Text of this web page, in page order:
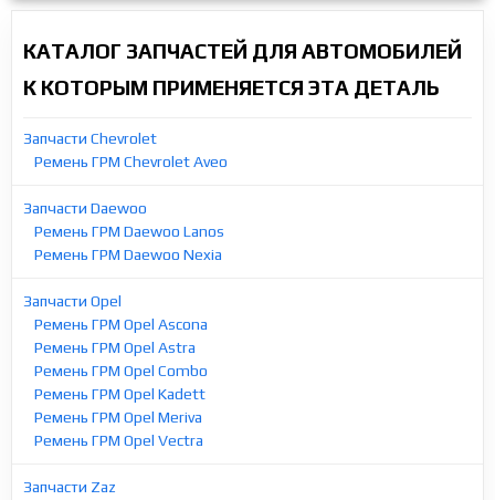
КАТАЛОГ ЗАПЧАСТЕЙ ДЛЯ АВТОМОБИЛЕЙ
К КОТОРЫМ ПРИМЕНЯЕТСЯ ЭТА ДЕТАЛЬ
Запчасти Chevrolet
Ремень ГРМ Chevrolet Aveo
Запчасти Daewoo
Ремень ГРМ Daewoo Lanos
Ремень ГРМ Daewoo Nexia
Запчасти Opel
Ремень ГРМ Opel Ascona
Ремень ГРМ Opel Astra
Ремень ГРМ Opel Combo
Ремень ГРМ Opel Kadett
Ремень ГРМ Opel Meriva
Ремень ГРМ Opel Vectra
Запчасти Zaz